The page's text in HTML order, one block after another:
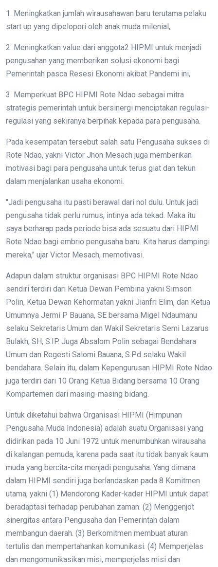
1. Meningkatkan jumlah wirausahawan baru terutama pelaku
start up yang dipelopori oleh anak muda milenial,
2. Meningkatkan value dari anggota2 HIPMI untuk menjadi
pengusahan yang memberikan solusi ekonomi bagi
Pemerintah pasca Resesi Ekonomi akibat Pandemi ini,
3. Memperkuat BPC HIPMI Rote Ndao sebagai mitra
strategis pemerintah untuk bersinergi menciptakan regulasi-
regulasi yang sekiranya berpihak kepada para pengusaha.
Pada kesempatan tersebut salah satu Pengusaha sukses di
Rote Ndao, yakni Victor Jhon Mesach juga memberikan
motivasi bagi para pengusaha untuk terus giat dan tekun
dalam menjalankan usaha ekonomi.
"Jadi pengusaha itu pasti berawal dari nol dulu. Untuk jadi
pengusaha tidak perlu rumus, intinya ada tekad. Maka itu
saya berharap pada periode bisa ada sesuatu dari HIPMI
Rote Ndao bagi embrio pengusaha baru. Kita harus dampingi
mereka," ujar Victor Mesach, memotivasi.
Adapun dalam struktur organisasi BPC HIPMI Rote Ndao
sendiri terdiri dari Ketua Dewan Pembina yakni Simson
Polin, Ketua Dewan Kehormatan yakni Jianfri Elim, dan Ketua
Umumnya Jermi P Bauana, SE bersama Migel Ndaumanu
selaku Sekretaris Umum dan Wakil Sekretaris Semi Lazarus
Bulakh, SH, S.IP. Juga Absalom Polin sebagai Bendahara
Umum dan Regesti Salomi Bauana, S.Pd selaku Wakil
bendahara. Selain itu, dalam Kepengurusan HIPMI Rote Ndao
juga terdiri dari 10 Orang Ketua Bidang bersama 10 Orang
Kompartemen dari masing-masing bidang.
Untuk diketahui bahwa Organisasi HIPMI (Himpunan
Pengusaha Muda Indonesia) adalah suatu Organisasi yang
didirikan pada 10 Juni 1972 untuk menumbuhkan wirausaha
di kalangan pemuda, karena pada saat itu tidak banyak kaum
muda yang bercita-cita menjadi pengusaha. Yang dimana
dalam HIPMI sendiri juga berlandaskan pada 8 Komitmen
utama, yakni (1) Mendorong Kader-kader HIPMI untuk dapat
beradaptasi terhadap perubahan zaman. (2) Menggenjot
sinergitas antara Pengusaha dan Pemerintah dalam
membangun daerah. (3) Berkomitmen membuat aturan
tertulis dan mempertahankan komunikasi. (4) Memperjelas
dan mengomunikasikan misi, memperjelas misi dan